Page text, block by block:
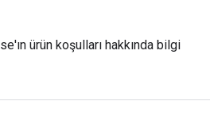
ürün koşulları hakkında bilgi